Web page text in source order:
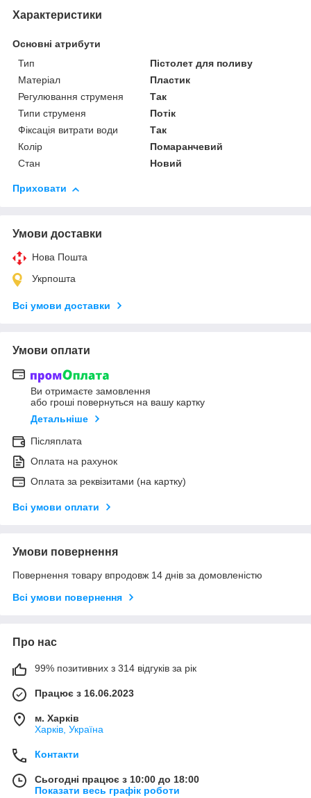
Характеристики
Основні атрибути
Тип
Пістолет для поливу
Матеріал
Пластик
Регулювання струменя
Так
Типи струменя
Потік
Фіксація витрати води
Так
Колір
Помаранчевий
Стан
Новий
Приховати
Умови доставки
Нова Пошта
Укрпошта
Всі умови доставки
Умови оплати
Ви отримаєте замовлення
або гроші повернуться на вашу картку
Детальніше
Післяплата
Оплата на рахунок
Оплата за реквізитами (на картку)
Всі умови оплати
Умови повернення
Повернення товару впродовж 14 днів за домовленістю
Всі умови повернення
Про нас
99% позитивних з 314 відгуків за рік
Працює з 16.06.2023
м. Харків
Харків, Україна
Контакти
Сьогодні працює з 10:00 до 18:00
Показати весь графік роботи